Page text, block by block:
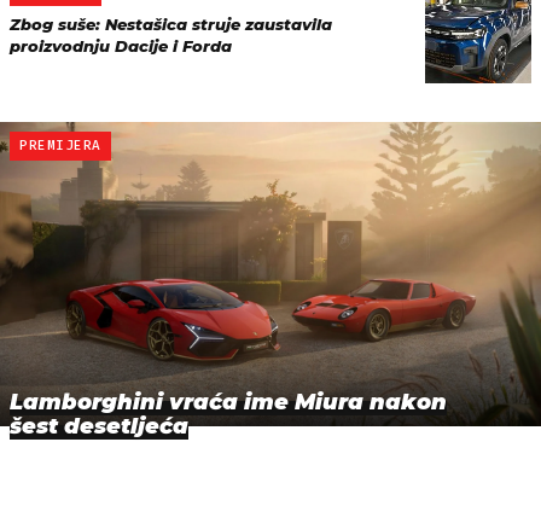
Zbog suše: Nestašica struje zaustavila
proizvodnju Dacije i Forda
PREMIJERA
Lamborghini vraća ime Miura nakon
šest desetljeća